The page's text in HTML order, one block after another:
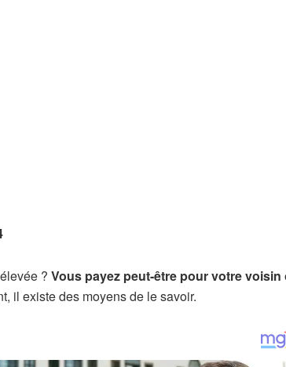
? Vous payez peut-être pour votre voisin
il existe des moyens de le savoir.